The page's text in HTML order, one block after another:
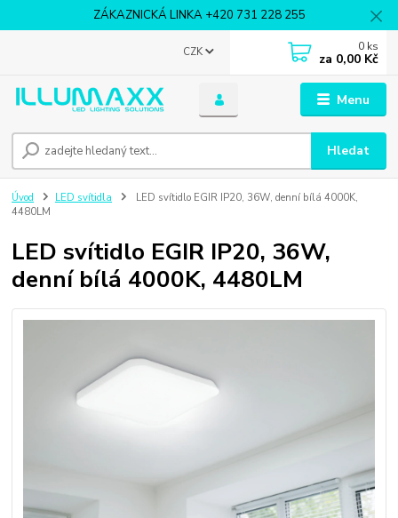
ZÁKAZNICKÁ LINKA +420 731 228 255
Menu
CZK
Hledat
0 ks
za 0,00 Kč
Úvod LED svítidla
LED svítidlo EGIR IP20, 36W, denní bílá 4000K,
4480LM
LED svítidlo EGIR IP20, 36W,
denní bílá 4000K, 4480LM